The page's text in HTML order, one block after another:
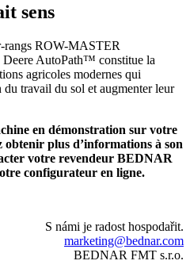
sens
rangs ROW-MASTER
AutoPath™ constitue la
agricoles modernes qui
travail du sol et augmenter leur
en démonstration sur votre
plus d’informations à son
votre revendeur BEDNAR
configurateur en ligne.
S námi je radost hospodařit.
marketing@bednar.com
BEDNAR FMT s.r.o.